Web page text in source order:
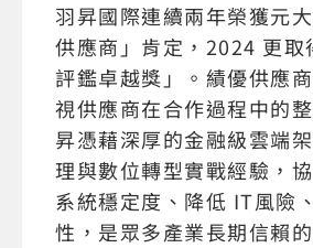
羽昇國際連續兩年榮獲元
供應商」肯定，2024 更取
評鑑卓越獎」。績優供應
視供應商在合作過程中的
昇憑藉深厚的金融級雲端
理與數位轉型實戰經驗，
系統穩定度、降低 IT風險
性，是眾多產業長期信賴